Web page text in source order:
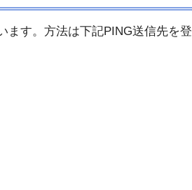
ます。方法は下記PING送信先を登